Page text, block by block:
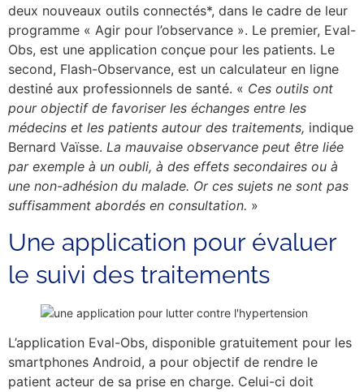
deux nouveaux outils connectés*, dans le cadre de leur
programme « Agir pour l’observance ». Le premier, Eval-
Obs, est une application conçue pour les patients. Le
second, Flash-Observance, est un calculateur en ligne
destiné aux professionnels de santé. « Ces outils ont
pour objectif de favoriser les échanges entre les
médecins et les patients autour des traitements, indique
Bernard Vaïsse. La mauvaise observance peut être liée
par exemple à un oubli, à des effets secondaires ou à
une non-adhésion du malade. Or ces sujets ne sont pas
suffisamment abordés en consultation. »
Une application pour évaluer
le suivi des traitements
L’application Eval-Obs, disponible gratuitement pour les
smartphones Android, a pour objectif de rendre le
patient acteur de sa prise en charge. Celui-ci doit